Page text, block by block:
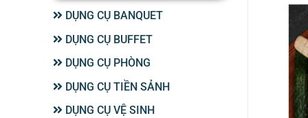
DỤNG CỤ BANQUET
DỤNG CỤ BUFFET
DỤNG CỤ PHÒNG
DỤNG CỤ TIỀN SẢNH
DỤNG CỤ VỆ SINH